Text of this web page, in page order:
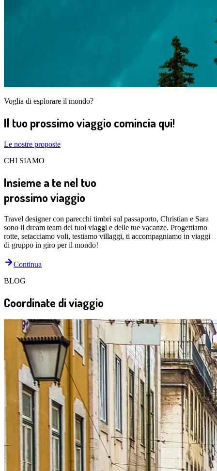
Voglia di esplorare il mondo?
Il tuo prossimo viaggio comincia qui!
Le nostre proposte
CHI SIAMO
Insieme a te nel tuo
prossimo viaggio
Travel designer con parecchi timbri sul passaporto, Christian e Sara
sono il dream team dei tuoi viaggi e delle tue vacanze. Progettiamo
rotte, setacciamo voli, testiamo villaggi, ti accompagniamo in viaggi
di gruppo in giro per il mondo!
Continua
BLOG
Coordinate di viaggio